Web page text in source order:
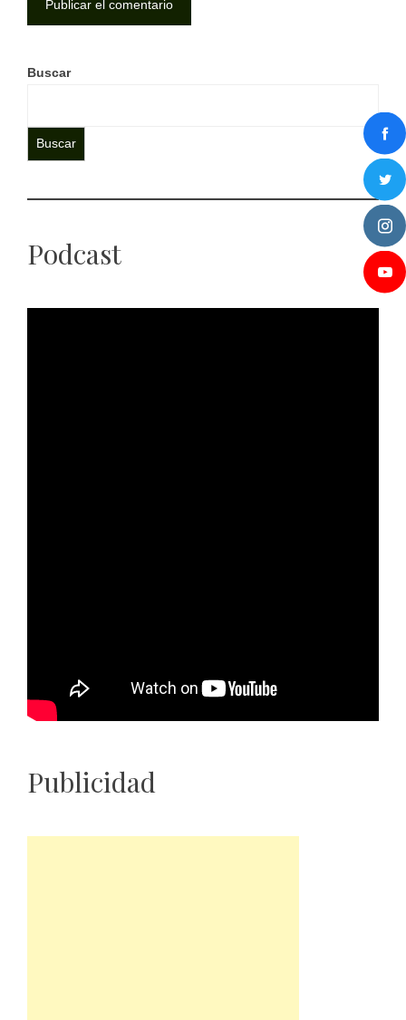
Buscar
Buscar
Podcast
Publicidad